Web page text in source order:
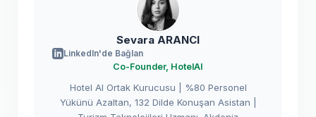
Sevara ARANCI
LinkedIn'de Bağlan
Co-Founder, HotelAI
Hotel AI Ortak Kurucusu | %80 Personel
Yükünü Azaltan, 132 Dilde Konuşan Asistan |